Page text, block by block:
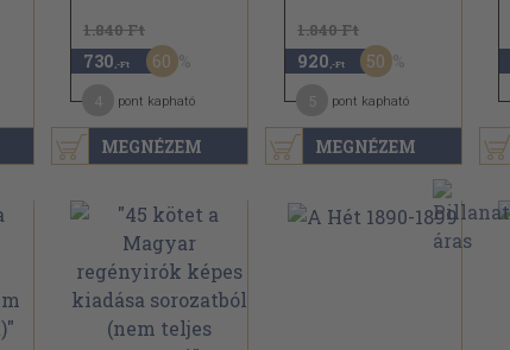
MEGNÉZEM
1.840 Ft
730 ,-Ft 60
pont kapható
MEGNÉZEM
1.840 Ft
920 ,-Ft 50
pont kapható